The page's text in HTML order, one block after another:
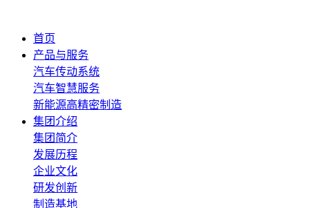
首页
产品与服务
汽车传动系统
汽车智慧服务
新能源高精密制造
集团介绍
集团简介
发展历程
企业文化
研发创新
制造基地